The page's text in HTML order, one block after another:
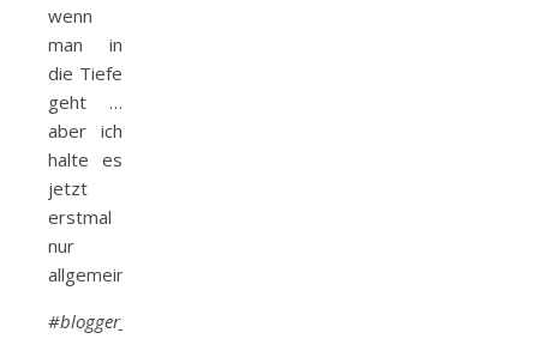
wenn
man in
die Tiefe
geht …
aber ich
halte es
jetzt
erstmal
nur
allgemein.
#blogger_innensonntag